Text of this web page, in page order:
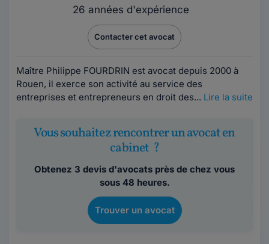
26 années d'expérience
Contacter cet avocat
Maître Philippe FOURDRIN est avocat depuis 2000 à
Rouen, il exerce son activité au service des
entreprises et entrepreneurs en droit des... Lire la suite
Vous souhaitez rencontrer un avocat en
cabinet ?
Obtenez 3 devis d'avocats près de chez vous
sous 48 heures.
Trouver un avocat